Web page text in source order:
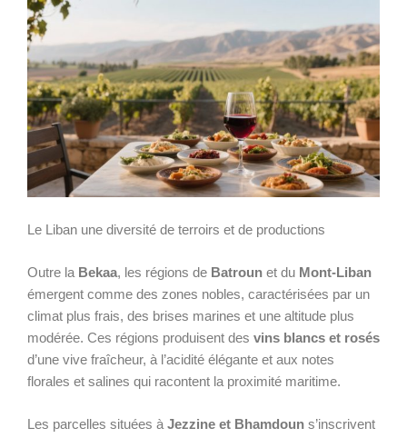
Le Liban une diversité de terroirs et de productions
Outre la Bekaa, les régions de Batroun et du Mont-Liban
émergent comme des zones nobles, caractérisées par un
climat plus frais, des brises marines et une altitude plus
modérée. Ces régions produisent des vins blancs et rosés
d’une vive fraîcheur, à l’acidité élégante et aux notes
florales et salines qui racontent la proximité maritime.
Les parcelles situées àJezzine et Bhamdoun s’inscrivent